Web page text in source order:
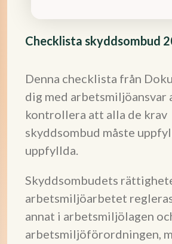
Checklista skyddsombud
Denna checklista från
dig med arbetsmiljöansvar
kontrollera att alla de krav
skyddsombud måste
uppfyllda.
Skyddsombudets
arbetsmiljöarbetet
annat i arbetsmiljölagen
arbetsmiljöförordningen,